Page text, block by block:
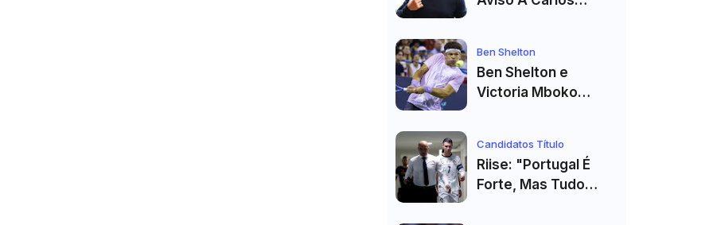
O Sp. Braga
Ben Shelton
Ben Shelton e
Victoria Mboko
Masters 1000 de
Toronto
Candidatos Título
Riise: "Portugal É
Forte, Mas Tudo